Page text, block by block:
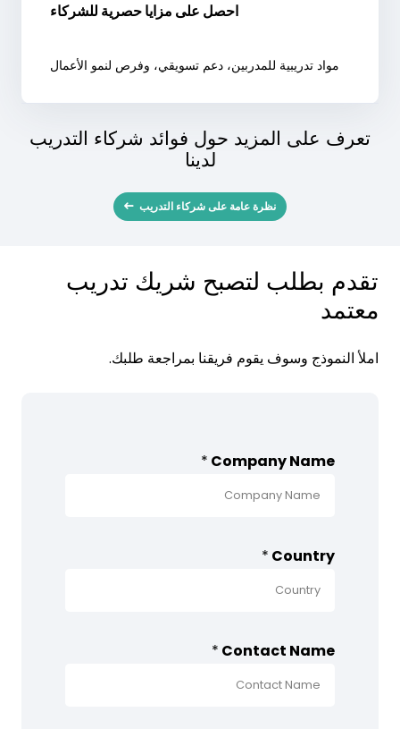
احصل على مزايا حصرية للشركاء
مواد تدريبية للمدربين، دعم تسويقي، وفرص لنمو الأعمال
تعرف على المزيد حول فوائد شركاء التدريب
لدينا
نظرة عامة على شركاء التدريب
تقدم بطلب لتصبح شريك تدريب
معتمد
املأ النموذج وسوف يقوم فريقنا بمراجعة طلبك.
*
Company Name
*
Country
*
Contact Name
*